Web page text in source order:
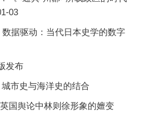
03
数据驱动：当代日本史学的数字
发布
市史与海洋史的结合
国舆论中林则徐形象的嬗变